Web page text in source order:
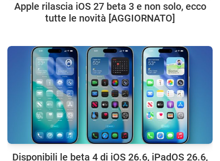
Apple rilascia iOS 27 beta 3 e non solo, ecco
tutte le novità [AGGIORNATO]
Disponibili le beta 4 di iOS 26.6, iPadOS 26.6,